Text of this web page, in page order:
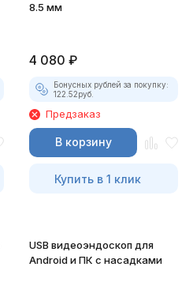
8.5 мм
4 080 ₽
Бонусных рублей за покупку:
122.52руб.
Предзаказ
В корзину
Купить в 1 клик
USB видеоэндоскоп для
Android и ПК с насадками